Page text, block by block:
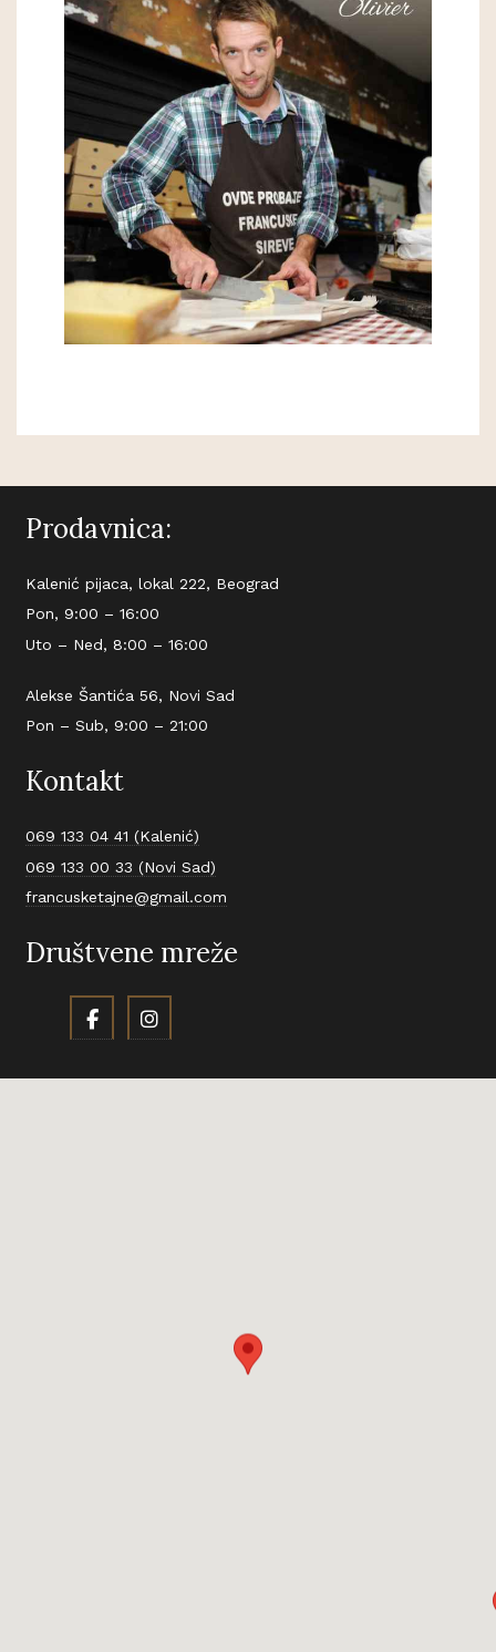
Prodavnica:
Kalenić pijaca, lokal 222, Beograd
Pon, 9:00 – 16:00
Uto – Ned, 8:00 – 16:00
Alekse Šantića 56, Novi Sad
Pon – Sub, 9:00 – 21:00
Kontakt
069 133 04 41 (Kalenić)
069 133 00 33 (Novi Sad)
francusketajne@gmail.com
Društvene mreže